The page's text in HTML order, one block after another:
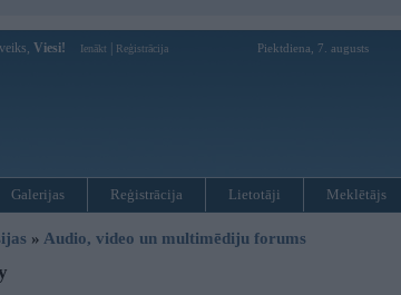
Viesi! Ienākt Reģistrācija Piektdiena, 7. augusts
Galerijas Reģistrācija Lietotāji Meklētājs
» Audio, video un multimēdiju forums